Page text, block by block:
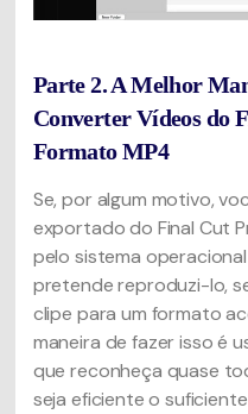
Parte 2. A Melhor
Converter Vídeos do
Formato MP4
Se, por algum motivo,
exportado do Final Cut
pelo sistema
pretende reproduzi-lo,
clipe para um formato
maneira de fazer isso é
que reconheça quase
seja eficiente o